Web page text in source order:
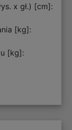
x gł.) [cm]:
[kg]:
[kg]: